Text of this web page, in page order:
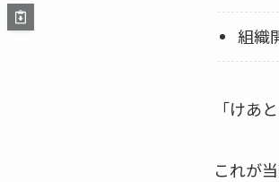
組織
「けあ
これが